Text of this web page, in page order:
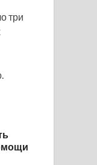
три